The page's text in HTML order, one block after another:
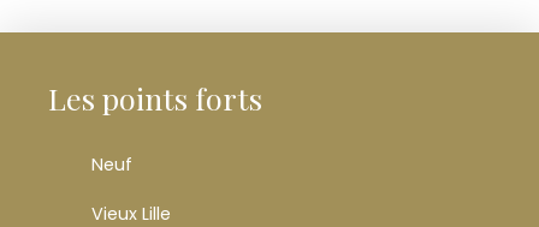
Les points forts
Neuf
Vieux Lille